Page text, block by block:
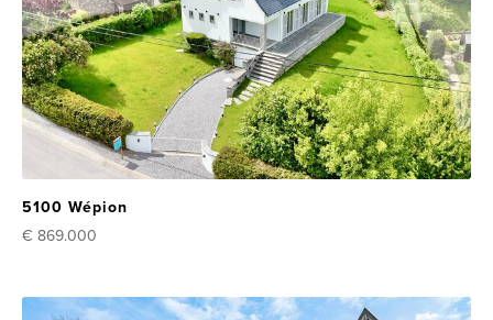
5100 Wépion
€ 869.000